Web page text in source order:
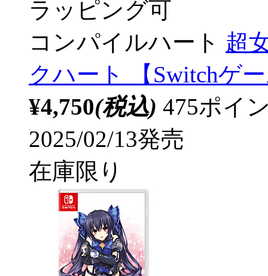
ラッピング可
コンパイルハート 超
クハート 【Switchゲ
¥4,750(税込) 475ポイ
2025/02/13発売
在庫限り